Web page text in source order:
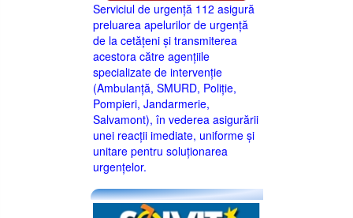
Serviciul de urgență 112 asigură
preluarea apelurilor de urgență
de la cetățeni și transmiterea
acestora către agențiile
specializate de intervenție
(Ambulanță, SMURD, Poliție,
Pompieri, Jandarmerie,
Salvamont), în vederea asigurării
unei reacții imediate, uniforme și
unitare pentru soluționarea
urgențelor.